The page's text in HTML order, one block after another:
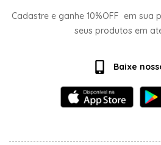
Cadastre e ganhe 10%OFF em sua
seus produtos em
Baixe